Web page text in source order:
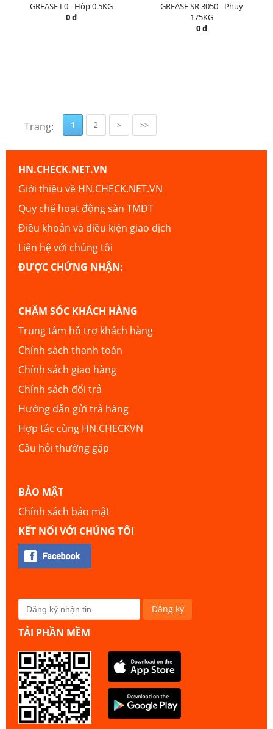
GREASE L0 - Hộp 0.5KG
0 đ
GREASE SR 3050 - Phuy
175KG
0 đ
Trang: 1 2 > >>
HN.CHECK.NET.VN
Giới thiệu về HN.CHECK.NET.VN
Quy chế hoạt động sàn TMĐT
Điều khoản và điều kiện giao dịch
Liên hệ với chúng tôi
ĐƯỢC CHỨNG NHẬN:
CHĂM SÓC KHÁCH HÀNG
Trung tâm hỗ trợ khách hàng
Chính sách thanh toán
Chính sách giao hàng
Chính sách đổi trả
Hướng dẫn gửi trả hàng
Hợp tác cùng HN.CHECKVN
Câu hỏi thường gặp
BẢO MẬT
Chính sách bảo mật
KẾT NỐI VỚI CHÚNG TÔI
TẢI PHẦN MỀM